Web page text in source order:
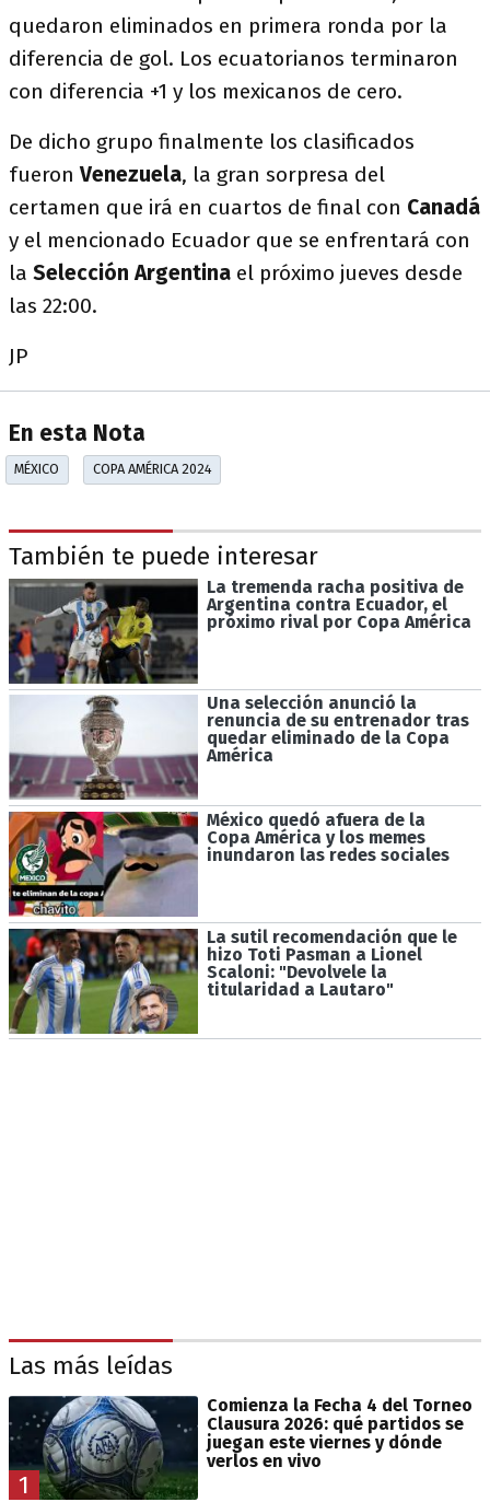
quedaron eliminados en primera ronda por la
diferencia de gol. Los ecuatorianos terminaron
con diferencia +1 y los mexicanos de cero.
De dicho grupo finalmente los clasificados
fueronVenezuela, la gran sorpresa del
certamen que irá en cuartos de final con Canadá
y el mencionado Ecuador que se enfrentará con
la Selección Argentina el próximo jueves desde
las 22:00.
JP
En esta Nota
MÉXICO COPA AMÉRICA 2024
También te puede interesar
La tremenda racha positiva de
Argentina contra Ecuador, el
próximo rival por Copa América
Una selección anunció la
renuncia de su entrenador tras
quedar eliminado de la Copa
América
México quedó afuera de la
Copa América y los memes
inundaron las redes sociales
La sutil recomendación que le
hizo Toti Pasman a Lionel
Scaloni: "Devolvele la
titularidad a Lautaro"
Las más leídas
1
Comienza la Fecha 4 del Torneo
Clausura 2026: qué partidos se
juegan este viernes y dónde
verlos en vivo